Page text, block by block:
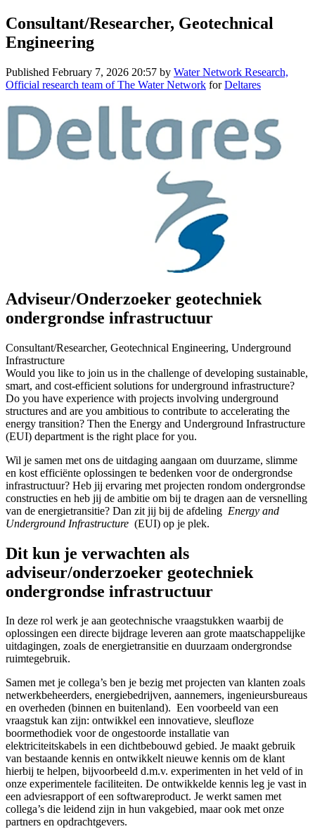
Consultant/Researcher, Geotechnical
Engineering
Published February 7, 2026 20:57 by Water Network Research,
Official research team of The Water Network forDeltares
Adviseur/Onderzoeker geotechniek
ondergrondse infrastructuur
Consultant/Researcher, Geotechnical Engineering, Underground
Infrastructure
Would you like to join us in the challenge of developing sustainable,
smart, and cost-efficient solutions for underground infrastructure?
Do you have experience with projects involving underground
structures and are you ambitious to contribute to accelerating the
energy transition? Then the Energy and Underground Infrastructure
(EUI) department is the right place for you.
Wil je samen met ons de uitdaging aangaan om duurzame, slimme
en kost efficiënte oplossingen te bedenken voor de ondergrondse
infrastructuur? Heb jij ervaring met projecten rondom ondergrondse
constructies en heb jij de ambitie om bij te dragen aan de versnelling
van de energietransitie? Dan zit jij bij de afdeling Energy and
Underground Infrastructure (EUI) op je plek.
Dit kun je verwachten als
adviseur/onderzoeker geotechniek
ondergrondse infrastructuur
In deze rol werk je aan geotechnische vraagstukken waarbij de
oplossingen een directe bijdrage leveren aan grote maatschappelijke
uitdagingen, zoals de energietransitie en duurzaam ondergrondse
ruimtegebruik.
Samen met je collega’s ben je bezig met projecten van klanten zoals
netwerkbeheerders, energiebedrijven, aannemers, ingenieursbureaus
en overheden (binnen en buitenland). Een voorbeeld van een
vraagstuk kan zijn: ontwikkel een innovatieve, sleufloze
boormethodiek voor de ongestoorde installatie van
elektriciteitskabels in een dichtbebouwd gebied. Je maakt gebruik
van bestaande kennis en ontwikkelt nieuwe kennis om de klant
hierbij te helpen, bijvoorbeeld d.m.v. experimenten in het veld of in
onze experimentele faciliteiten. De ontwikkelde kennis leg je vast in
een adviesrapport of een softwareproduct. Je werkt samen met
collega’s die leidend zijn in hun vakgebied, maar ook met onze
partners en opdrachtgevers.